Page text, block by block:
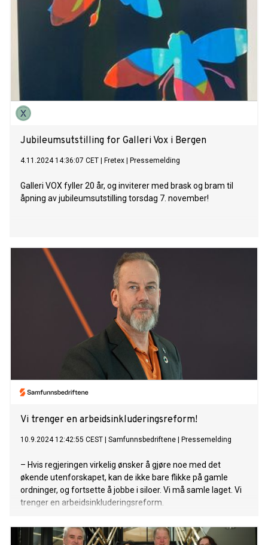
Jubileumsutstilling for Galleri Vox i Bergen
4.11.2024 14:36:07 CET Fretex Pressemelding
Galleri VOX fyller 20 år, og inviterer med brask og bram til
åpning av jubileumsutstilling torsdag 7. november!
Vi trenger en arbeidsinkluderingsreform!
10.9.2024 12:42:55 CEST Samfunnsbedriftene Pressemelding
– Hvis regjeringen virkelig ønsker å gjøre noe med det
økende utenforskapet, kan de ikke bare flikke på gamle
ordninger, og fortsette å jobbe i siloer. Vi må samle laget. Vi
trenger en arbeidsinkluderingsreform.